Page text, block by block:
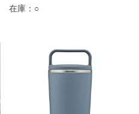
在庫： ○